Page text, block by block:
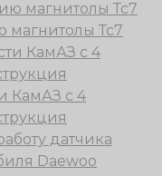
Тс7
КамАЗ с 4